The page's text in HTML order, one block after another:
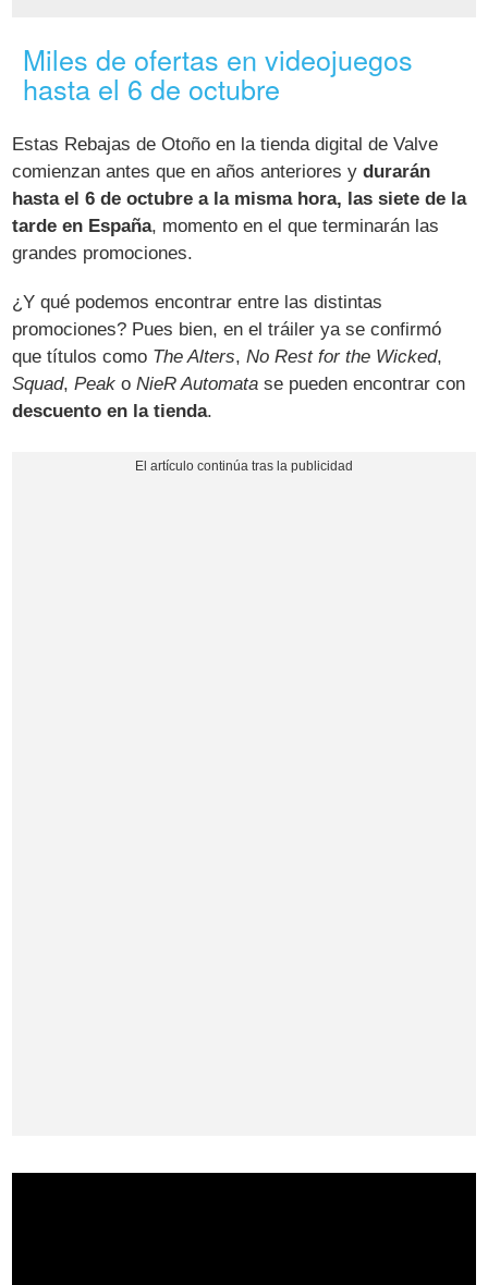
Miles de ofertas en videojuegos
hasta el 6 de octubre
Estas Rebajas de Otoño en la tienda digital de Valve
comienzan antes que en años anteriores ydurarán
hasta el 6 de octubre a la misma hora, las siete de la
tarde en España, momento en el que terminarán las
grandes promociones.
¿Y qué podemos encontrar entre las distintas
promociones? Pues bien, en el tráiler ya se confirmó
que títulos como The Alters,No Rest for the Wicked,
Squad,Peak oNieR Automata se pueden encontrar con
descuento en la tienda.